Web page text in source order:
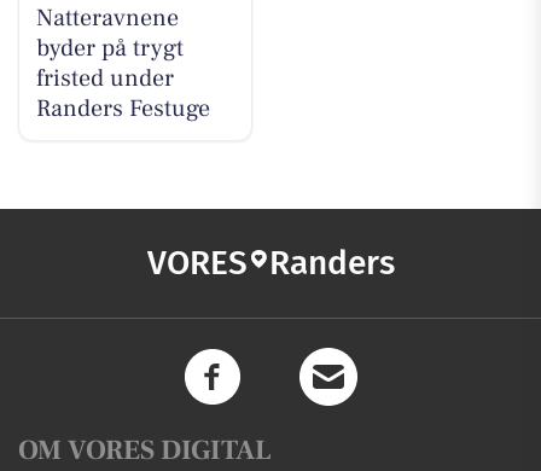
Natteravnene
byder på trygt
fristed under
Randers Festuge
VORES Randers
OM VORES DIGITAL